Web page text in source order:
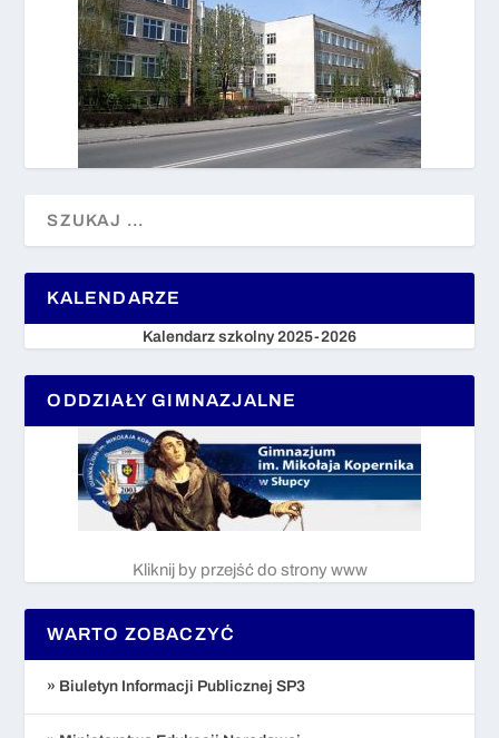
KALENDARZE
Kalendarz szkolny 2025-2026
ODDZIAŁY GIMNAZJALNE
Kliknij by przejść do strony www
WARTO ZOBACZYĆ
» Biuletyn Informacji Publicznej SP3